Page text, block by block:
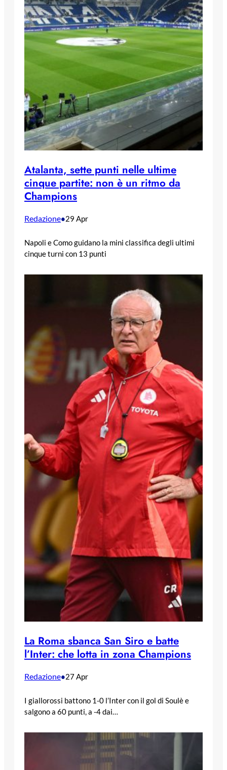
Atalanta, sette punti nelle ultime
cinque partite: non è un ritmo da
Champions
Redazione•29 Apr
Napoli e Como guidano la mini classifica degli ultimi
cinque turni con 13 punti
La Roma sbanca San Siro e batte
l’Inter: che lotta in zona Champions
Redazione•27 Apr
I giallorossi battono 1-0 l’Inter con il gol di Soulè e
salgono a 60 punti, a -4 dai…